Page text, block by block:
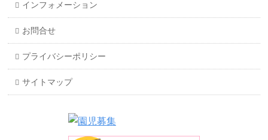
インフォメーション
お問合せ
プライバシーポリシー
サイトマップ